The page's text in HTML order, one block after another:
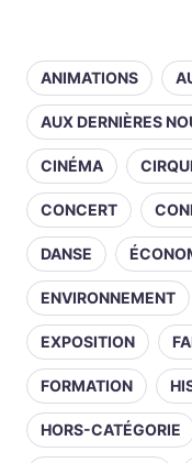
ANIMATIONS
AUX DERNIÈRES
CINÉMA
CONCERT
DANSE
ENVIRONNEMENT
EXPOSITION
FORMATION
HORS-CATÉGORIE